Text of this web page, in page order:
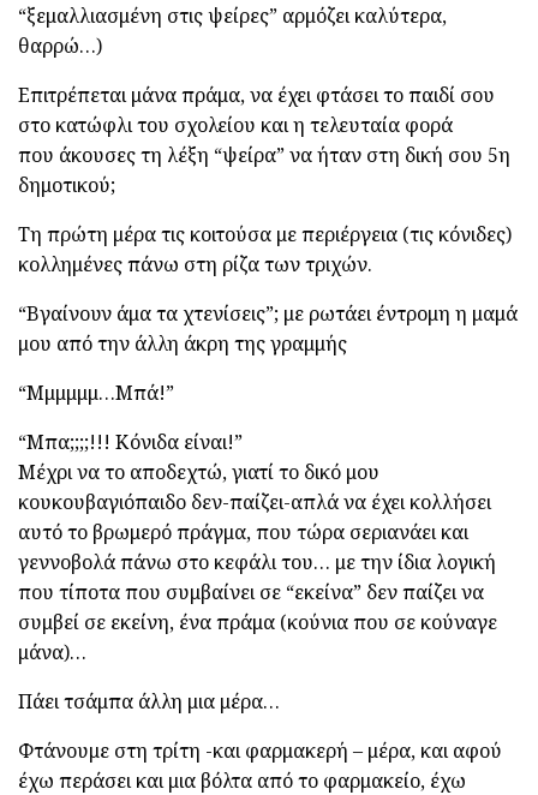
“ξεμαλλιασμένη στις ψείρες” αρμόζει καλύτερα,
θαρρώ…)
Επιτρέπεται μάνα πράμα, να έχει φτάσει το παιδί σου
στο κατώφλι του σχολείου και η τελευταία φορά
που άκουσες τη λέξη “ψείρα” να ήταν στη δική σου 5η
δημοτικού;
Τη πρώτη μέρα τις κοιτούσα με περιέργεια (τις κόνιδες)
κολλημένες πάνω στη ρίζα των τριχών.
“Βγαίνουν άμα τα χτενίσεις”; με ρωτάει έντρομη η μαμά
μου από την άλλη άκρη της γραμμής
“Μμμμμμ…Μπά!”
“Μπα;;;;!!! Κόνιδα είναι!”
Μέχρι να το αποδεχτώ, γιατί το δικό μου
κουκουβαγιόπαιδο δεν-παίζει-απλά να έχει κολλήσει
αυτό το βρωμερό πράγμα, που τώρα σεριανάει και
γεννοβολά πάνω στο κεφάλι του… με την ίδια λογική
που τίποτα που συμβαίνει σε “εκείνα” δεν παίζει να
συμβεί σε εκείνη, ένα πράμα (κούνια που σε κούναγε
μάνα)…
Πάει τσάμπα άλλη μια μέρα…
Φτάνουμε στη τρίτη -και φαρμακερή – μέρα, και αφού
έχω περάσει και μια βόλτα από το φαρμακείο, έχω